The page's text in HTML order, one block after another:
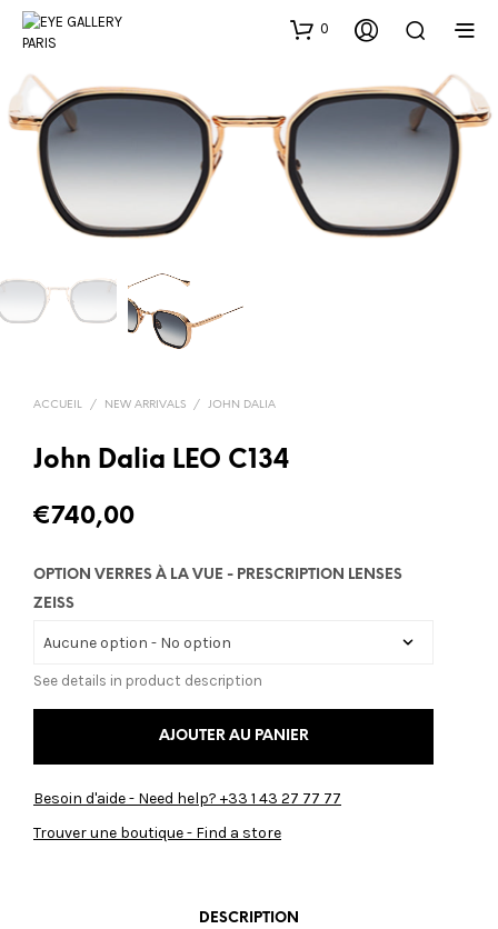
0
ACCUEIL / NEW ARRIVALS / JOHN DALIA
John Dalia LEO C134
€740,00
OPTION VERRES À LA VUE - PRESCRIPTION LENSES
ZEISS
See details in product description
AJOUTER AU PANIER
Besoin d'aide - Need help? +33 1 43 27 77 77
Trouver une boutique - Find a store
DESCRIPTION